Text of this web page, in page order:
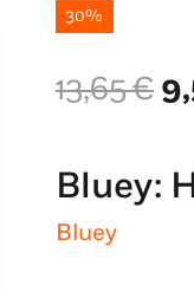
30%
13,65€ O
Bluey:
Bluey